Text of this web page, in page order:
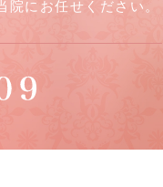
にお任せください。